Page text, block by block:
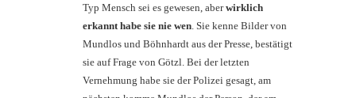
Typ Mensch sei es gewesen, aberwirklich
erkannt habe sie nie wen . Sie kenne Bilder von
Mundlos und Böhnhardt aus der Presse, bestätigt
sie auf Frage von Götzl. Bei der letzten
Vernehmung habe sie der Polizei gesagt, am